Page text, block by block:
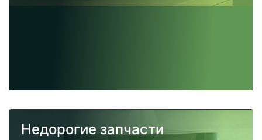
Недорогие запчасти